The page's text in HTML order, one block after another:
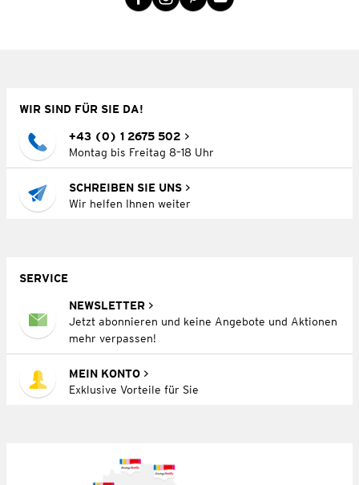
WIR SIND FÜR SIE DA!
+43 (0) 1 2675 502
Montag bis Freitag 8–18 Uhr
SCHREIBEN SIE UNS
Wir helfen Ihnen weiter
SERVICE
NEWSLETTER
Jetzt abonnieren und keine Angebote und Aktionen
mehr verpassen!
MEIN KONTO
Exklusive Vorteile für Sie